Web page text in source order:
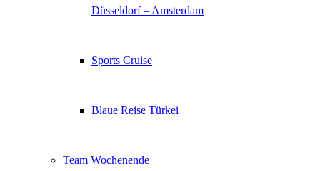
Düsseldorf – Amsterdam
Sports Cruise
Blaue Reise Türkei
Team Wochenende